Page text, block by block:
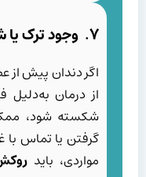
۷. وجود ترک یا شکستگی در دندان:
اگر دندان پیش
از درمان به‌دلیل
شکسته شود،
گرفتن یا تماس
مواردی، باید